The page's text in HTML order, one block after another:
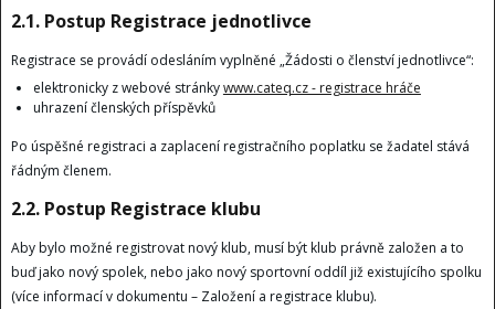
2.1. Postup Registrace jednotlivce
Registrace se provádí odesláním vyplněné „Žádosti o členství jednotlivce“:
elektronicky z webové stránkywww.cateq.cz - registrace hráče
uhrazení členských příspěvků
Po úspěšné registraci a zaplacení registračního poplatku se žadatel stává
řádným členem.
2.2. Postup Registrace klubu
Aby bylo možné registrovat nový klub, musí být klub právně založen a to
buď jako nový spolek, nebo jako nový sportovní oddíl již existujícího spolku
(více informací v dokumentu – Založení a registrace klubu).